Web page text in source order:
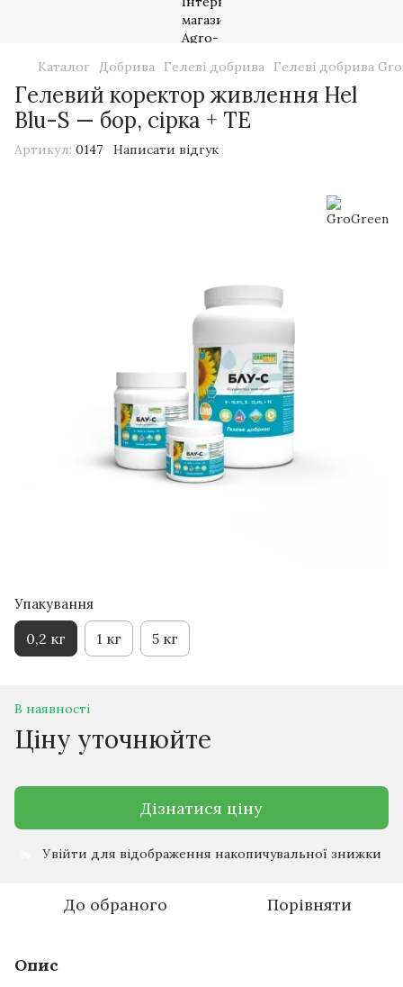
Каталог Добрива Гелеві добрива Гелеві добрива
Гелевий коректор живлення Hel
Blu-S — бор, сірка + TE
Артикул: 0147 Написати відгук
Упакування
0,2 кг 1 кг 5 кг
В наявності
Ціну уточнюйте
Дізнатися ціну
Увійти для відображення накопичувальної знижки
До обраного Порівняти
Опис